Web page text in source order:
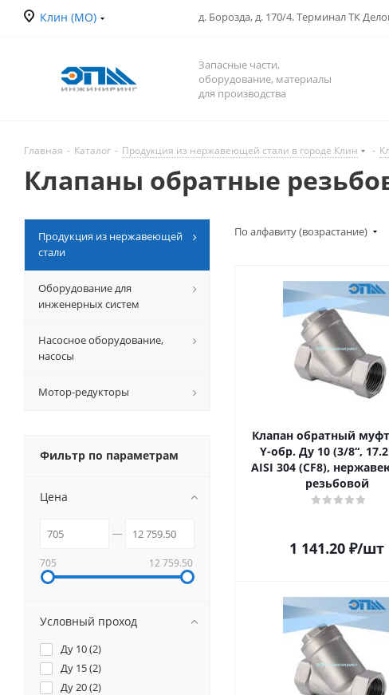
Клин (МО) д. Борозда, д. 170/4. Терминал ТК
Запасные части,
оборудование, материалы
для производства
Главная - Каталог - Продукция из нержавеющей стали в городе Клин -
Клапаны обратные
По алфавиту (возрастание)
Клапан обратный
Y-обр. Ду 10 (3/8“,
AISI 304 (CF8),
резьбовой
1 141.20 ₽/шт
Продукция из нержавеющей
стали
Оборудование для
инженерных систем
Насосное оборудование,
насосы
Мотор-редукторы
Фильтр по параметрам
Цена
705 12 759.50
Условный проход
Ду 10 (2)
Ду 15 (2)
Ду 20 (2)